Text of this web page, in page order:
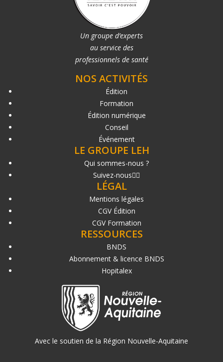
Un groupe d’experts
au service des
professionnels de santé
NOS ACTIVITÉS
Édition
Formation
Édition numérique
Conseil
Événement
LE GROUPE LEH
Qui sommes-nous ?
Suivez-nous
LÉGAL
Mentions légales
CGV Édition
CGV Formation
RESSOURCES
BNDS
Abonnement & licence BNDS
Hopitalex
Avec le soutien de la Région Nouvelle-Aquitaine